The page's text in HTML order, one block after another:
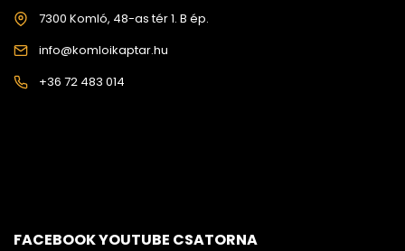
7300 Komló, 48-as tér 1. B ép.
info@komloikaptar.hu
+36 72 483 014
FACEBOOK YOUTUBE CSATORNA